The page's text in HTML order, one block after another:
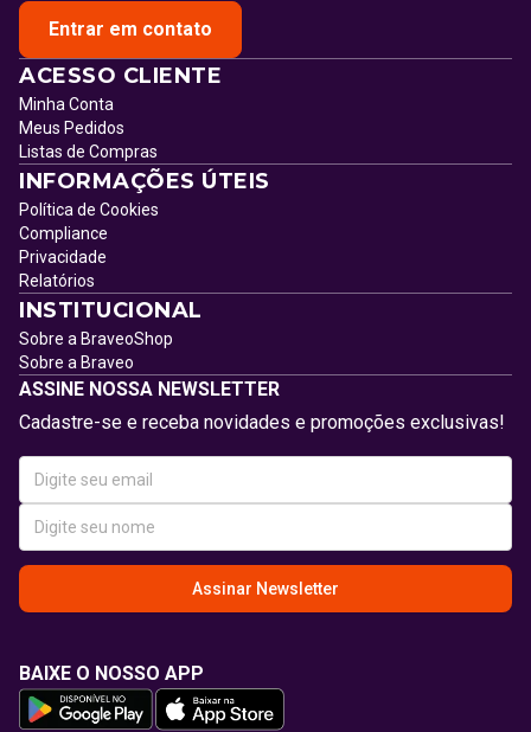
Entrar em contato
ACESSO CLIENTE
Minha Conta
Meus Pedidos
Listas de Compras
INFORMAÇÕES ÚTEIS
Política de Cookies
Compliance
Privacidade
Relatórios
INSTITUCIONAL
Sobre a BraveoShop
Sobre a Braveo
ASSINE NOSSA NEWSLETTER
Cadastre-se e receba novidades e promoções exclusivas!
Assinar Newsletter
BAIXE O NOSSO APP